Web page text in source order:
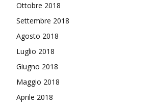
Ottobre 2018
Settembre 2018
Agosto 2018
Luglio 2018
Giugno 2018
Maggio 2018
Aprile 2018